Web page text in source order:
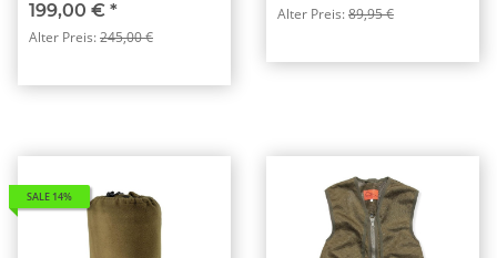
199,00 € *
Alter Preis:245,00 €
Alter Preis:89,95 €
SALE 14%